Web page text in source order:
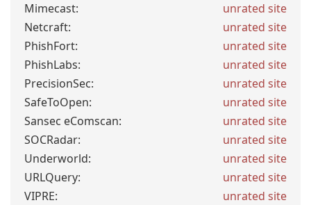
Mimecast:
unrated site
Netcraft:
unrated site
PhishFort:
unrated site
PhishLabs:
unrated site
PrecisionSec:
unrated site
SafeToOpen:
unrated site
Sansec eComscan:
unrated site
SOCRadar:
unrated site
Underworld:
unrated site
URLQuery:
unrated site
VIPRE:
unrated site